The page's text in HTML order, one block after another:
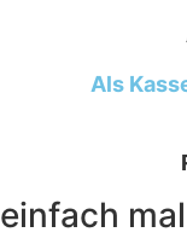
Als
einfach